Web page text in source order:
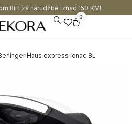
BiH za narudžbe iznad 150 KM!
0
Haus express lonac 8L